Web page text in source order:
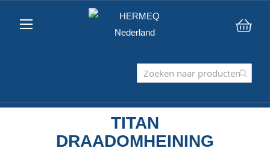
TITAN
DRAADOMHEINING